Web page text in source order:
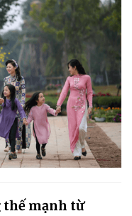
thế mạnh từ